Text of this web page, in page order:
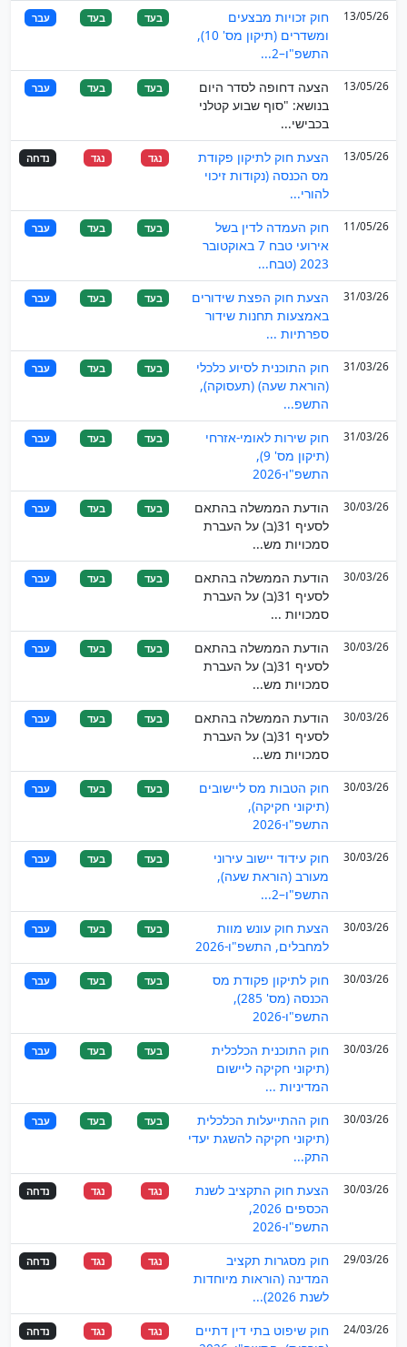
13/05/26
חוק זכויות מבצעים
ומשדרים (תיקון מס' 10),
התשפ"ו–2...
בעד בעד עבר
13/05/26
הצעה דחופה לסדר היום
בנושא: "סוף שבוע קטלני
בכבישי...
בעד בעד עבר
13/05/26
הצעת חוק לתיקון פקודת
מס הכנסה (נקודות זיכוי
להורי...
נגד נגד נדחה
11/05/26
חוק העמדה לדין בשל
אירועי טבח 7 באוקטובר
2023 (טבח...
בעד בעד עבר
31/03/26
הצעת חוק הפצת שידורים
באמצעות תחנות שידור
ספרתיות ...
בעד בעד עבר
31/03/26
חוק התוכנית לסיוע כלכלי
(הוראת שעה) (תעסוקה),
התשפ...
בעד בעד עבר
31/03/26
חוק שירות לאומי-אזרחי
(תיקון מס' 9),
התשפ"ו-2026
בעד בעד עבר
30/03/26
הודעת הממשלה בהתאם
לסעיף 31(ב) על העברת
סמכויות מש...
בעד בעד עבר
30/03/26
הודעת הממשלה בהתאם
לסעיף 31(ב) על העברת
סמכויות ...
בעד בעד עבר
30/03/26
הודעת הממשלה בהתאם
לסעיף 31(ב) על העברת
סמכויות מש...
בעד בעד עבר
30/03/26
הודעת הממשלה בהתאם
לסעיף 31(ב) על העברת
סמכויות מש...
בעד בעד עבר
30/03/26
חוק הטבות מס ליישובים
(תיקוני חקיקה),
התשפ"ו-2026
בעד בעד עבר
30/03/26
חוק עידוד יישוב עירוני
מעורב (הוראת שעה),
התשפ"ו–2...
בעד בעד עבר
30/03/26
הצעת חוק עונש מוות
למחבלים, התשפ"ו-2026
בעד בעד עבר
30/03/26
חוק לתיקון פקודת מס
הכנסה (מס' 285),
התשפ"ו-2026
בעד בעד עבר
30/03/26
חוק התוכנית הכלכלית
(תיקוני חקיקה ליישום
המדיניות ...
בעד בעד עבר
30/03/26
חוק ההתייעלות הכלכלית
(תיקוני חקיקה להשגת יעדי
התק...
בעד בעד עבר
30/03/26
הצעת חוק התקציב לשנת
הכספים 2026,
התשפ"ו-2026
נגד נגד נדחה
29/03/26
חוק מסגרות תקציב
המדינה (הוראות מיוחדות
לשנת 2026)...
נגד נגד נדחה
24/03/26
חוק שיפוט בתי דין דתיים
נגד נגד נדחה